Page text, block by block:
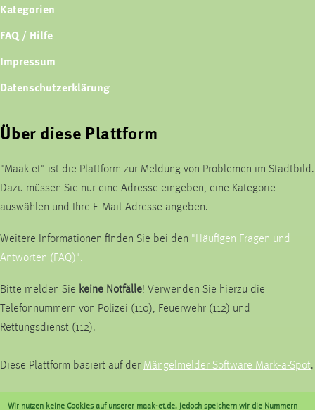
Kategorien
FAQ / Hilfe
Impressum
Datenschutzerklärung
Über diese Plattform
"Maak et" ist die Plattform zur Meldung von Problemen im Stadtbild.
Dazu müssen Sie nur eine Adresse eingeben, eine Kategorie
auswählen und Ihre E-Mail-Adresse angeben.
Weitere Informationen finden Sie bei den "Häufigen Fragen und
Antworten (FAQ)".
Bitte melden Sie keine Notfälle! Verwenden Sie hierzu die
Telefonnummern von Polizei (110), Feuerwehr (112) und
Rettungsdienst (112).
Diese Plattform basiert auf der Mängelmelder Software Mark-a-Spot.
Wir nutzen keine Cookies auf unserer maak-et.de, jedoch speichern wir die Nummern